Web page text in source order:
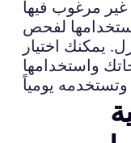
لفحص
يمكنك اختيار
واستخدامها